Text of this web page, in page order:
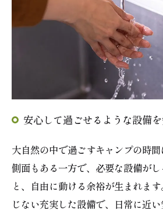
安心して過ごせるような設備
大自然の中で過ごすキャンプの時
側面もある一方で、必要な設備が
と、自由に動ける余裕が生まれま
じない充実した設備で、日常に近